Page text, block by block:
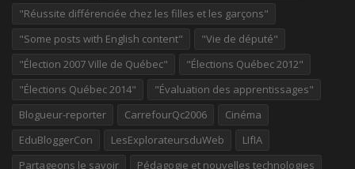
"Réussite différenciée chez les filles et les garçons"
"Some posts with English content"
"Vie de député"
"Élection 2007 Ville de Québec"
"Élections Québec 2012"
"Élections Québec 2014"
"Évaluation des apprentissages"
Blogueur-reporter
CarrefourQc2006
Cinéma
EduBloggerCon
LesExplorateursduWeb
LIfIA
Partageons le savoir
Pédagogie et nouvelles technologies